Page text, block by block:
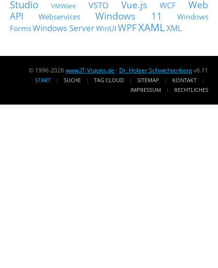
Studio
VMWare VSTO Vue.js WCF
Web
API
Webservices Windows 11
Windows
FormsWindows ServerWinUI WPFXAMLXML
© 1996-2026www.IT-Visions.de - Dr. Holger Schwichtenbergv6.11
START SUCHE TAG CLOUD SITEMAP
KONTAKT
IMPRESSUM
RECHTLICHES